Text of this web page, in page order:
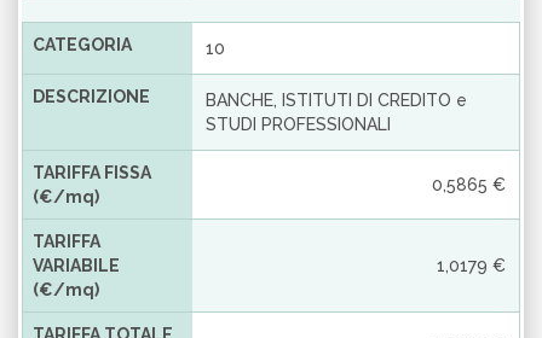
CATEGORIA 10
DESCRIZIONE
BANCHE, ISTITUTI DI CREDITO e
STUDI PROFESSIONALI
TARIFFA FISSA
(€/mq)
0,5865 €
TARIFFA
VARIABILE
(€/mq)
1,0179 €